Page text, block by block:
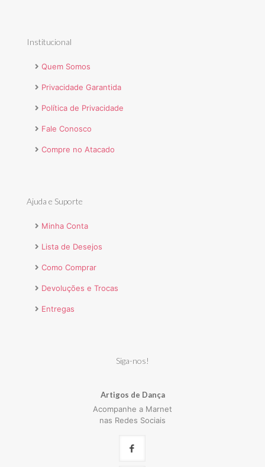
Institucional
Quem Somos
Privacidade Garantida
Política de Privacidade
Fale Conosco
Compre no Atacado
Ajuda e Suporte
Minha Conta
Lista de Desejos
Como Comprar
Devoluções e Trocas
Entregas
Siga-nos!
Artigos de Dança
Acompanhe a Marnet
nas Redes Sociais